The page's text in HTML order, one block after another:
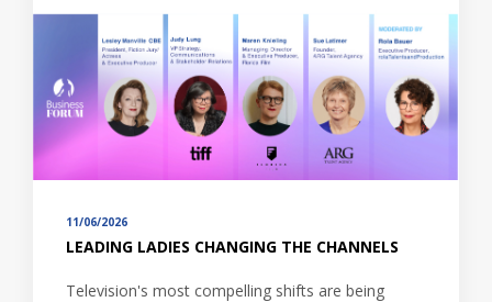
11/06/2026
LEADING LADIES CHANGING THE CHANNELS
Television's most compelling shifts are being